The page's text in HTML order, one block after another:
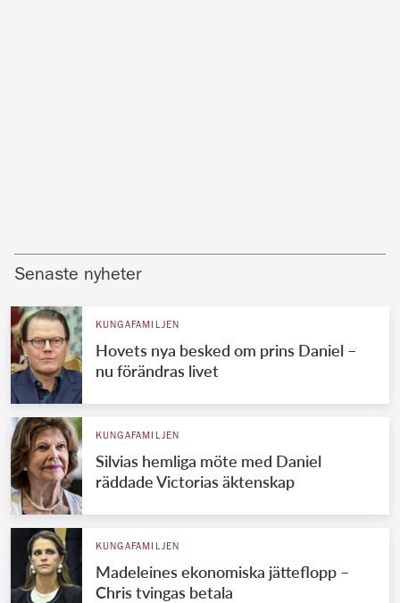
Senaste nyheter
KUNGAFAMILJEN
Hovets nya besked om prins Daniel –
nu förändras livet
KUNGAFAMILJEN
Silvias hemliga möte med Daniel
räddade Victorias äktenskap
KUNGAFAMILJEN
Madeleines ekonomiska jätteflopp –
Chris tvingas betala